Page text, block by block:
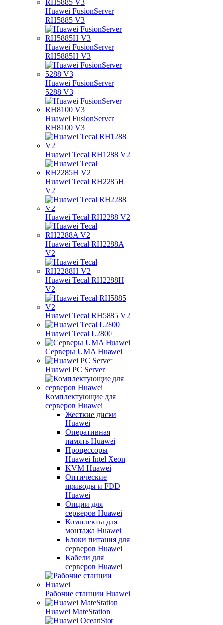
Huawei FusionServer
RH5885 V3
Huawei FusionServer
RH5885H V3
Huawei FusionServer
5288 V3
Huawei FusionServer
RH8100 V3
Huawei Tecal RH1288 V2
Huawei Tecal RH2285H
V2
Huawei Tecal RH2288 V2
Huawei Tecal RH2288A
V2
Huawei Tecal RH2288H
V2
Huawei Tecal RH5885 V2
Huawei Tecal L2800
Серверы UMA Huawei
Huawei PC Server
Комплектующие для
серверов Huawei
Жесткие диски
Huawei
Оперативная
память Huawei
Процессоры
Huawei Intel Xeon
KVM Huawei
Оптические
приводы и FDD
Huawei
Опции для
серверов Huawei
Комплекты для
монтажа Huawei
Блоки питания для
серверов Huawei
Кабели для
серверов Huawei
Рабочие станции Huawei
Huawei MateStation